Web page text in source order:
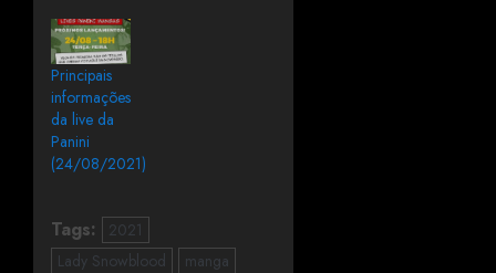
Principais
informações
da live da
Panini
(24/08/2021)
Tags:
2021
Lady Snowblood
manga